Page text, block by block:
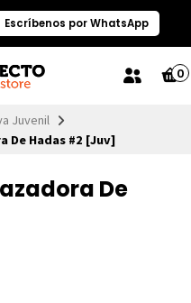
Escríbenos por WhatsApp
0
Juvenil
De Hadas #2 [Juv]
De